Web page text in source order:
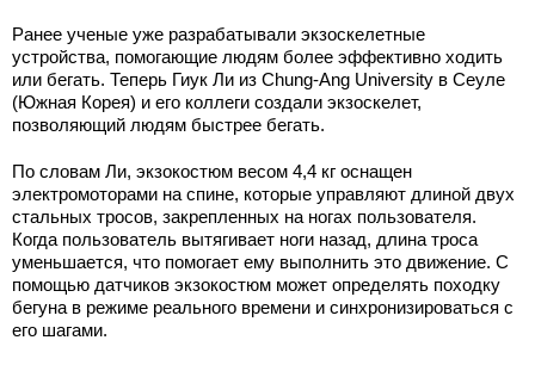
Ранее ученые уже разрабатывали экзоскелетные
устройства, помогающие людям более эффективно ходить
или бегать. Теперь Гиук Ли из Chung-Ang University в Сеуле
(Южная Корея) и его коллеги создали экзоскелет,
позволяющий людям быстрее бегать.
По словам Ли, экзокостюм весом 4,4 кг оснащен
электромоторами на спине, которые управляют длиной двух
стальных тросов, закрепленных на ногах пользователя.
Когда пользователь вытягивает ноги назад, длина троса
уменьшается, что помогает ему выполнить это движение. С
помощью датчиков экзокостюм может определять походку
бегуна в режиме реального времени и синхронизироваться с
его шагами.